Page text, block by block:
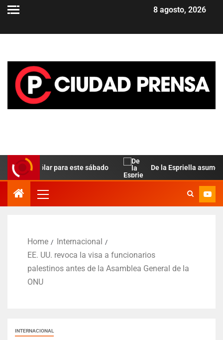
8 agosto, 2026
del dólar para este sábado De la Espriella asume en
Home
Internacional
EE. UU. revoca la visa a funcionarios
palestinos antes de la Asamblea General de la
ONU
INTERNACIONAL